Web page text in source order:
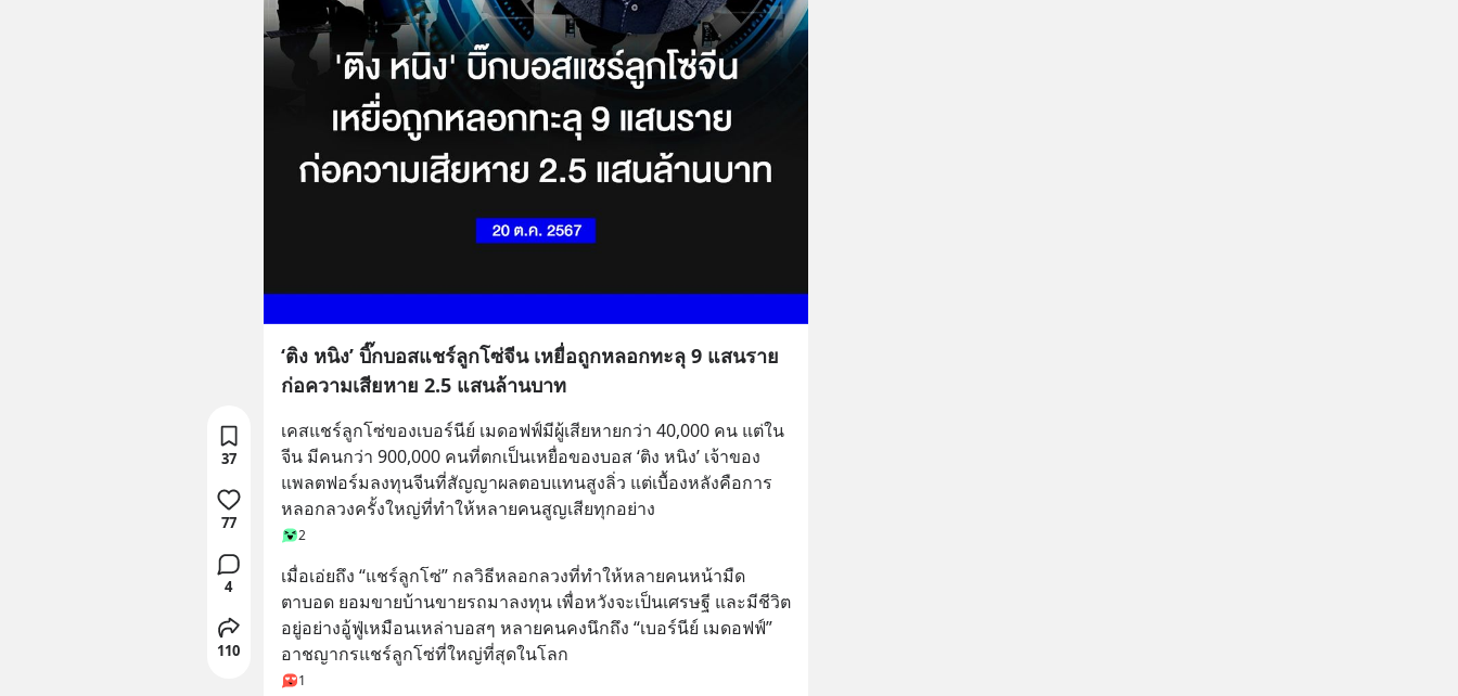
‘ติง หนิง’ บิ๊กบอสแชร์ลูกโซ่จีน เหยื่อถูกหลอกทะลุ 9 แสนราย
ก่อความเสียหาย 2.5 แสนล้านบาท
เคสแชร์ลูกโซ่ของเบอร์นีย์ เมดอฟฟ์มีผู้เสียหายกว่า 40,000 คน แต่ใน
จีน มีคนกว่า 900,000 คนที่ตกเป็นเหยื่อของบอส ‘ติง หนิง’ เจ้าของ
แพลตฟอร์มลงทุนจีนที่สัญญาผลตอบแทนสูงลิ่ว แต่เบื้องหลังคือการ
หลอกลวงครั้งใหญ่ที่ทำให้หลายคนสูญเสียทุกอย่าง
2
เมื่อเอ่ยถึง “แชร์ลูกโซ่” กลวิธีหลอกลวงที่ทำให้หลายคนหน้ามืด
ตาบอด ยอมขายบ้านขายรถมาลงทุน เพื่อหวังจะเป็นเศรษฐี และมีชีวิต
อยู่อย่างอู้ฟู่เหมือนเหล่าบอสๆ หลายคนคงนึกถึง “เบอร์นีย์ เมดอฟฟ์”
อาชญากรแชร์ลูกโซ่ที่ใหญ่ที่สุดในโลก
1
37
77
4
110